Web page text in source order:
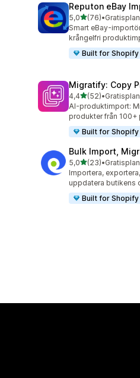
Reputon eBay
5,0av 5 stjärnor
(76)
76 recensioner totalt
•
Smart eBay-
krångelfri
Built for Shopify
Migratify: Copy
4,4av 5 stjärnor
(52)
52 recensioner totalt
•
AI-produktimport:
produkter från 100+
Built for Shopify
Bulk Import,
5,0av 5 stjärnor
(23)
23 recensioner totalt
•
Importera,
uppdatera butikens
Built for Shopify